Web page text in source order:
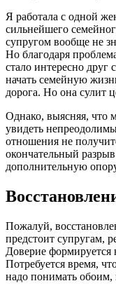
Я работала с одной
сильнейшего
супругом вообще не
Но благодаря
стало интересно друг
начать семейную
дорога. Но она сулит
Однако, выясняя, что
увидеть
отношения не
окончательный
дополнительную
Пожалуй,
предстоит супругам,
Доверие формируется
Потребуется время,
надо понимать обоим,